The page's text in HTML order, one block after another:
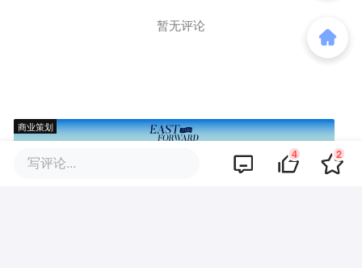
暂无评论
商业策划
写评论... 4 2